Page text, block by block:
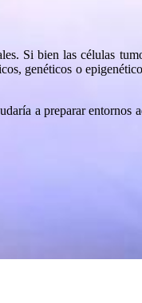
Si bien las células
genéticos o
a preparar entornos